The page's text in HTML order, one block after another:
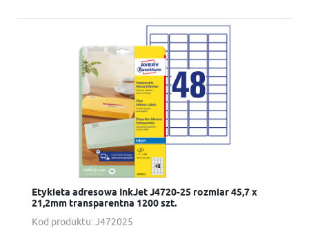
Kod produktu:J472025
Etykieta adresowa InkJet J4720-25 rozmiar 45,7 x
21,2mm transparentna 1200 szt.